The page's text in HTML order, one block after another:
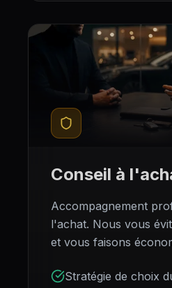
Conseil à
Accompagnement
l'achat. Nous vous
et vous faisons
Stratégie de choix